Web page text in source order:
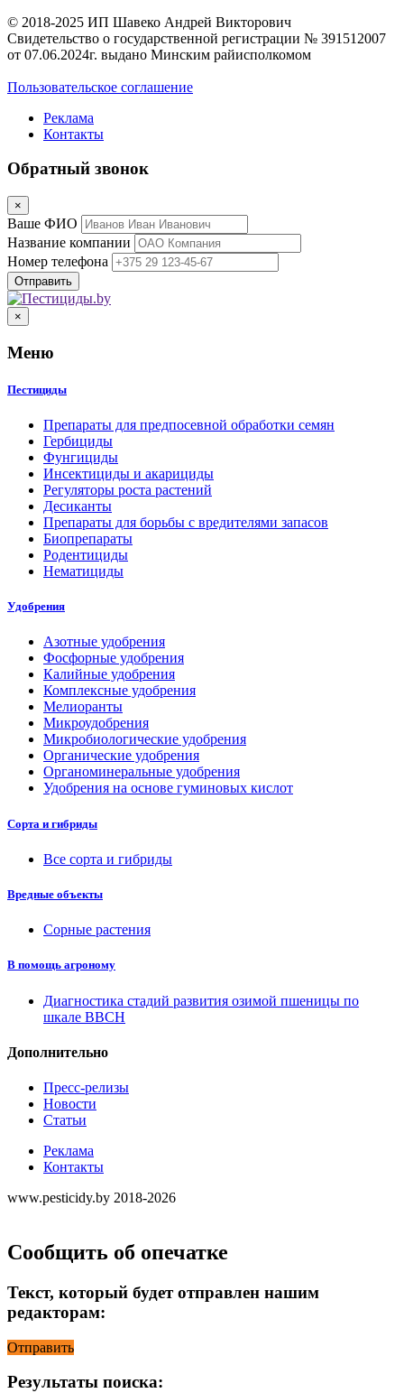
© 2018-2025 ИП Шавеко Андрей Викторович
Свидетельство о государственной регистрации № 391512007
от 07.06.2024г. выдано Минским райисполкомом
Пользовательское соглашение
Реклама
Контакты
Обратный звонок
×
Ваше ФИО
Название компании
Номер телефона
×
Меню
Пестициды
Препараты для предпосевной обработки семян
Гербициды
Фунгициды
Инсектициды и акарициды
Регуляторы роста растений
Десиканты
Препараты для борьбы с вредителями запасов
Биопрепараты
Родентициды
Нематициды
Удобрения
Азотные удобрения
Фосфорные удобрения
Калийные удобрения
Комплексные удобрения
Мелиоранты
Микроудобрения
Микробиологические удобрения
Органические удобрения
Органоминеральные удобрения
Удобрения на основе гуминовых кислот
Сорта и гибриды
Все сорта и гибриды
Вредные объекты
Сорные растения
В помощь агроному
Диагностика стадий развития озимой пшеницы по
шкале ВВСН
Дополнительно
Пресс-релизы
Новости
Статьи
Реклама
Контакты
www.pesticidy.by 2018-2026
Сообщить об опечатке
Текст, который будет отправлен нашим
редакторам:
Отправить
Результаты поиска: